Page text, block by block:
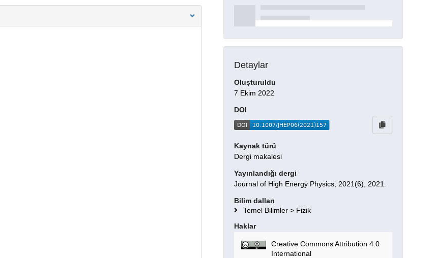
Detaylar
Oluşturuldu
7 Ekim 2022
DOI
Kaynak türü
Dergi makalesi
Yayınlandığı dergi
Journal of High Energy Physics, 2021(6), 2021.
Bilim dalları
Temel Bilimler > Fizik
Haklar
Creative Commons Attribution 4.0
International